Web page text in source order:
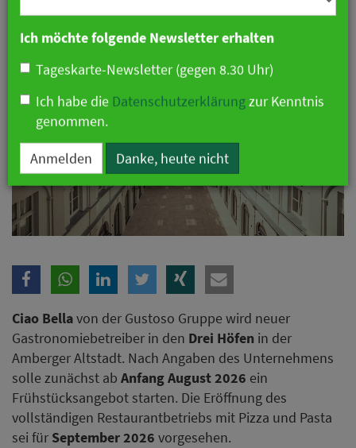
Ciao Bellavon der Gustoso Gruppe wird neuer
Gastronomiebetreiber in den Drei Höfen in der
Amberger Altstadt. Nach Angaben des Unternehmens
solle zunächst ab Anfang August 2026 ein
Frühstücksangebot starten. Die Eröffnung des
vollständigen Restaurantbetriebs mit Pizza und Pasta
sei für September 2026 vorgesehen.
Ich möchte folgende Newsletter erhalten
Tageskarte-Newsletter (gegen 8.30 Uhr)
Ich habe dieDatenschutzerklärung
genommen.
Anmelden Danke, heute nicht